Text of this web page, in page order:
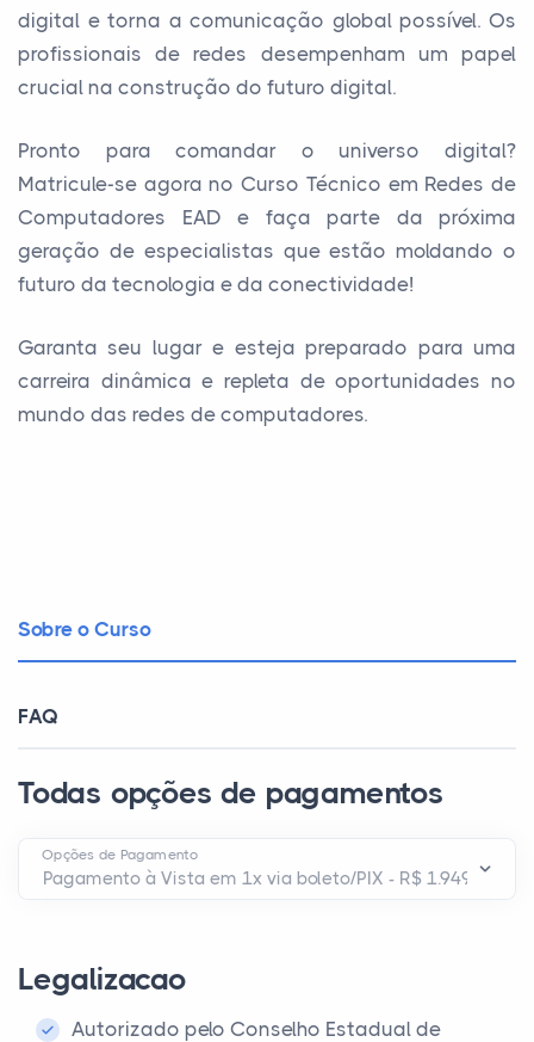
digital e torna a comunicação global possível. Os
profissionais de redes desempenham um papel
crucial na construção do futuro digital.
Pronto para comandar o universo digital?
Matricule-se agora no Curso Técnico em Redes de
Computadores EAD e faça parte da próxima
geração de especialistas que estão moldando o
futuro da tecnologia e da conectividade!
Garanta seu lugar e esteja preparado para uma
carreira dinâmica e repleta de oportunidades no
mundo das redes de computadores.
Sobre o Curso
FAQ
Todas opções de pagamentos
Opções de Pagamento
Legalizacao
Autorizado pelo Conselho Estadual de